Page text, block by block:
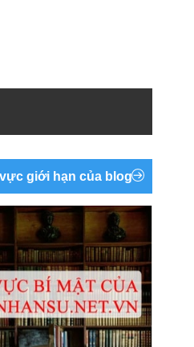
giới hạn của blog